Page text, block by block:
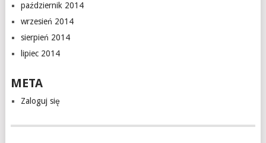
październik 2014
wrzesień 2014
sierpień 2014
lipiec 2014
META
Zaloguj się